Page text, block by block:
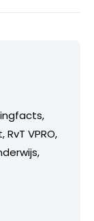
VPRO,